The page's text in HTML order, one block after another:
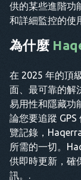
供的某些進階功
和詳細監控的使
為什麼
在 2025 年的頂
面、最可靠的解
易用性和隱藏功
論您要追蹤
覽記錄，
所需的一切。
供即時更新，確
訊。.